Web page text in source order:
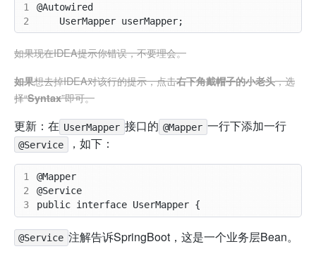
1
2
如果现在IDEA提示你错误，不要理会。
如果想去掉IDEA对该行的提示，点击右下角戴帽子的小老头，选
择“Syntax”即可。
更新：在 UserMapper 接口的 @Mapper 一行下添加一行
@Service ，如下：
1
2
3
@Service 注解告诉SpringBoot，这是一个业务层Bean。